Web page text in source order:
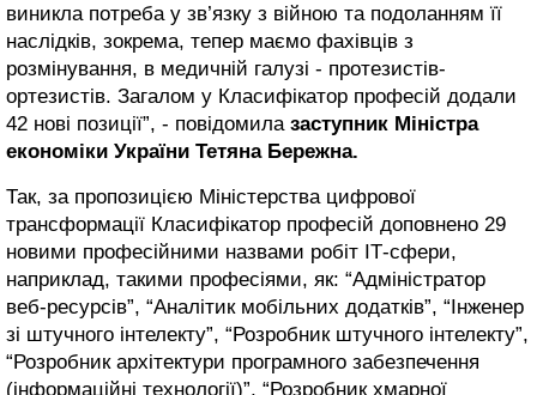
виникла потреба у зв’язку з війною та подоланням її
наслідків, зокрема, тепер маємо фахівців з
розмінування, в медичній галузі - протезистів-
ортезистів. Загалом у Класифікатор професій додали
42 нові позиції”, - повідомила заступник Міністра
економіки України Тетяна Бережна.
Так, за пропозицією Міністерства цифрової
трансформації Класифікатор професій доповнено 29
новими професійними назвами робіт ІТ-сфери,
наприклад, такими професіями, як: “Адміністратор
веб-ресурсів”, “Аналітик мобільних додатків”, “Інженер
зі штучного інтелекту”, “Розробник штучного інтелекту”,
“Розробник архітектури програмного забезпечення
(інформаційні технології)”, “Розробник хмарної